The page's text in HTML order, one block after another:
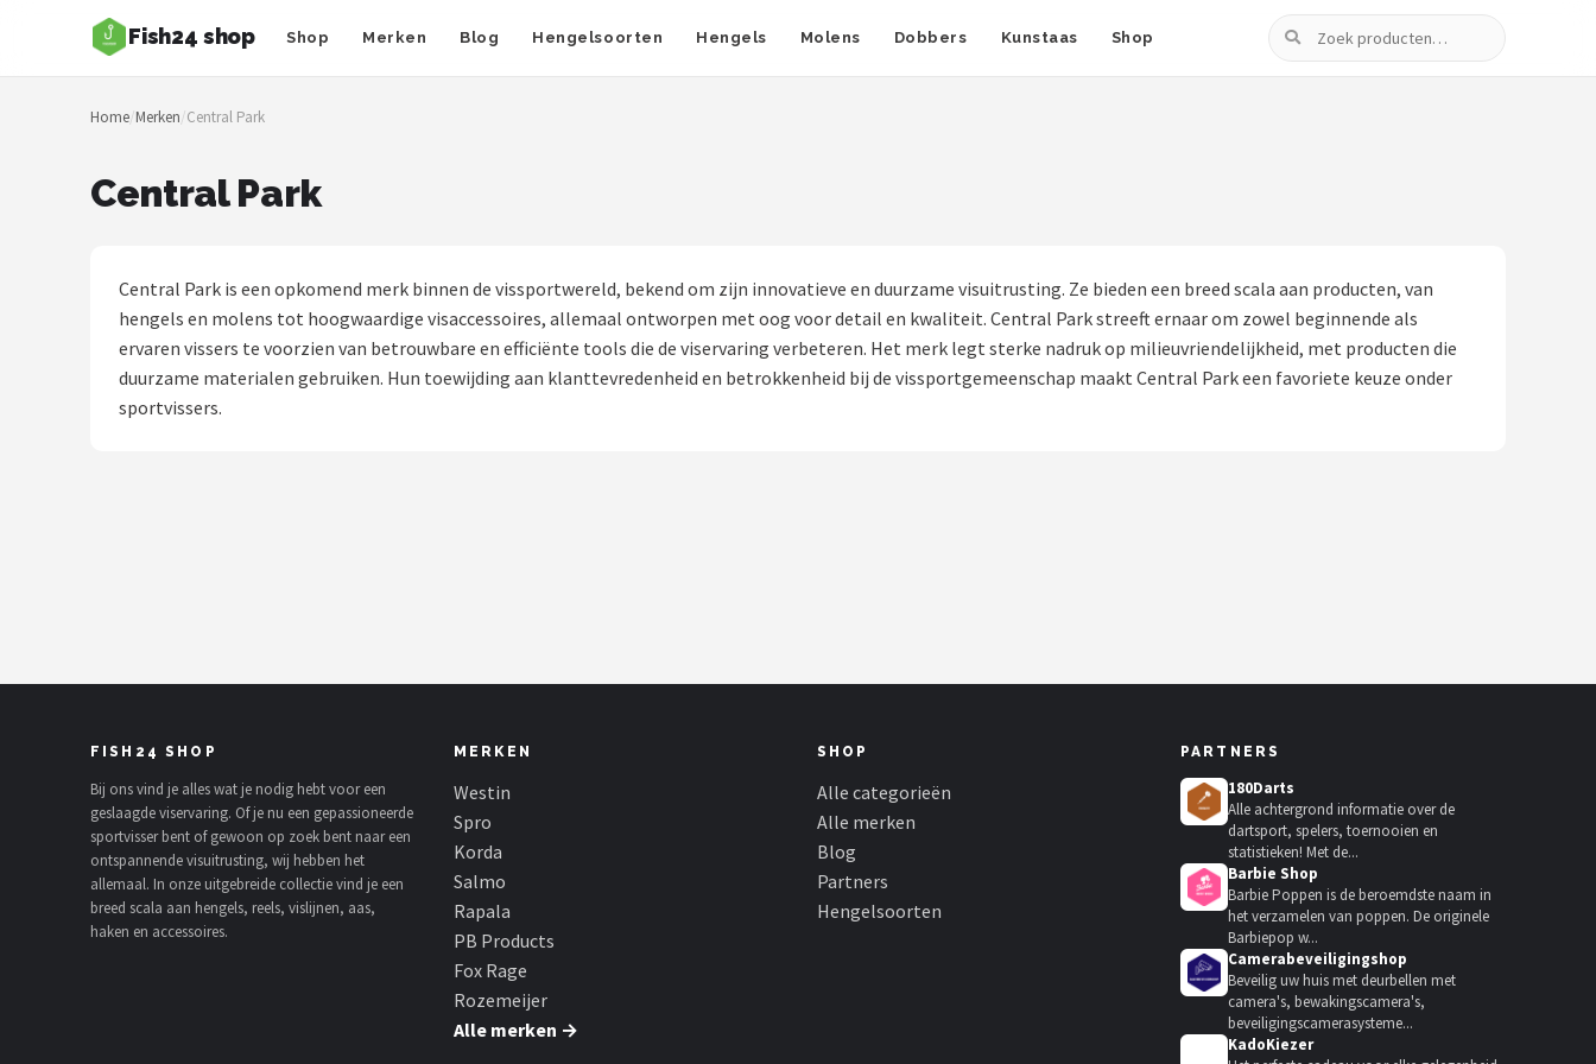
Fish24 shop Shop Merken Blog Hengelsoorten Hengels Molens Dobbers Kunstaas Shop
Zoeken
Zoeken
NAVIGATIE
Hengelsoorten
Hengels
Korda
Salmo
Home/Merken/Central Park
Central Park
Central Park is een opkomend merk binnen de vissportwereld, bekend om zijn innovatieve en duurzame visuitrusting. Ze bieden een breed scala aan producten, van
hengels en molens tot hoogwaardige visaccessoires, allemaal ontworpen met oog voor detail en kwaliteit. Central Park streeft ernaar om zowel beginnende als
ervaren vissers te voorzien van betrouwbare en efficiënte tools die de viservaring verbeteren. Het merk legt sterke nadruk op milieuvriendelijkheid, met producten die
duurzame materialen gebruiken. Hun toewijding aan klanttevredenheid en betrokkenheid bij de vissportgemeenschap maakt Central Park een favoriete keuze onder
sportvissers.
FISH24 SHOP
Bij ons vind je alles wat je nodig hebt voor een
geslaagde viservaring. Of je nu een gepassioneerde
sportvisser bent of gewoon op zoek bent naar een
ontspannende visuitrusting, wij hebben het
allemaal. In onze uitgebreide collectie vind je een
breed scala aan hengels, reels, vislijnen, aas,
haken en accessoires.
MERKEN
Westin
Spro
Korda
Salmo
Rapala
PB Products
Fox Rage
Rozemeijer
Alle merken →
SHOP
Alle categorieën
Alle merken
Blog
Partners
Hengelsoorten
PARTNERS
180Darts
Alle achtergrond informatie over de
dartsport, spelers, toernooien en
statistieken! Met de...
Barbie Shop
Barbie Poppen is de beroemdste naam in
het verzamelen van poppen. De originele
Barbiepop w...
Camerabeveiligingshop
Beveilig uw huis met deurbellen met
camera's, bewakingscamera's,
beveiligingscamerasysteme...
KadoKiezer